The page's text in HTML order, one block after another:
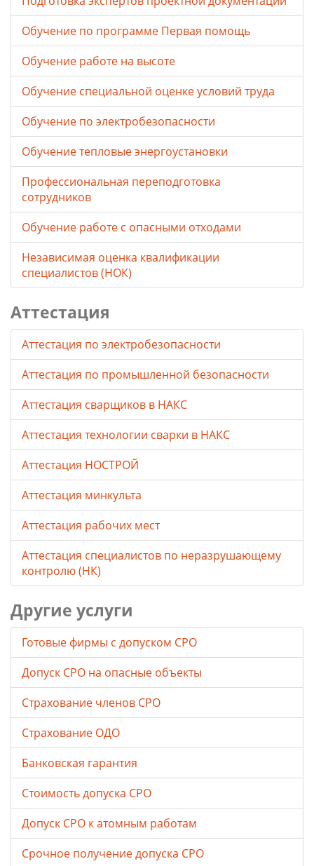
Обучение по программе Первая помощь
Обучение работе на высоте
Обучение специальной оценке условий труда
Обучение по электробезопасности
Обучение тепловые энергоустановки
Профессиональная переподготовка
сотрудников
Обучение работе с опасными отходами
Независимая оценка квалификации
специалистов (НОК)
Аттестация
Аттестация по электробезопасности
Аттестация по промышленной безопасности
Аттестация сварщиков в НАКС
Аттестация технологии сварки в НАКС
Аттестация НОСТРОЙ
Аттестация минкульта
Аттестация рабочих мест
Аттестация специалистов по неразрушающему
контролю (НК)
Другие услуги
Готовые фирмы с допуском СРО
Допуск СРО на опасные объекты
Страхование членов СРО
Страхование ОДО
Банковская гарантия
Стоимость допуска СРО
Допуск СРО к атомным работам
Срочное получение допуска СРО